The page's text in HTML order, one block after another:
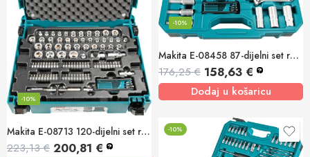
Makita E-08458 87-dijelni set ručnog alata i bit nastavaka
-10%
176,25€ 158,63 € ?
Dodaj u košaricu
Makita E-08713 120-dijelni set ručnog alata MAKPAC
-10%
223,13€ 200,81 € ?
-10%